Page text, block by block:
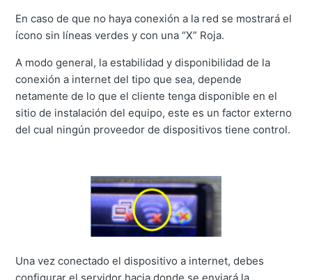
En caso de que no haya conexión a la red se mostrará el
ícono sin líneas verdes y con una “X” Roja.
A modo general, la estabilidad y disponibilidad de la
conexión a internet del tipo que sea, depende
netamente de lo que el cliente tenga disponible en el
sitio de instalación del equipo, este es un factor externo
del cual ningún proveedor de dispositivos tiene control.
Una vez conectado el dispositivo a internet, debes